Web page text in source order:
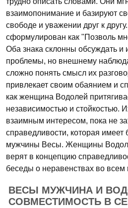
взаимопонимание и базируют
свободе и уважении друг к
сформулирован как "Позволь
Оба знака склонны обсуждать и
проблемы, но внешнему
сложно понять смысл их
привлекает своим обаянием и
как женщина Водолей
независимостью и стойкостью.
взаимным интересом, пока не
справедливости, которая
мужчины Весы. Женщины
верят в концепцию
беседы о неравенствах во всем
ВЕСЫ МУЖЧИНА И
СОВМЕСТИМОСТЬ В